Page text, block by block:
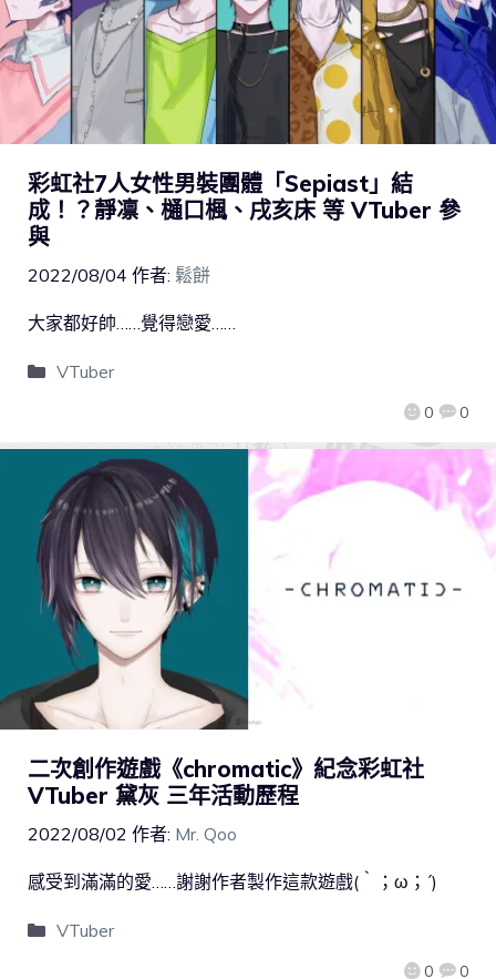
彩虹社7人女性男裝團體「Sepiast」結
成！？靜凛、樋口楓、戌亥床 等 VTuber 參
與
2022/08/04 作者: 鬆餅
0 0
大家都好帥……覺得戀愛……
VTuber
二次創作遊戲《chromatic》紀念彩虹社
VTuber 黛灰 三年活動歷程
2022/08/02 作者: Mr. Qoo
0 0
感受到滿滿的愛……謝謝作者製作這款遊戲(｀；ω；´)
VTuber